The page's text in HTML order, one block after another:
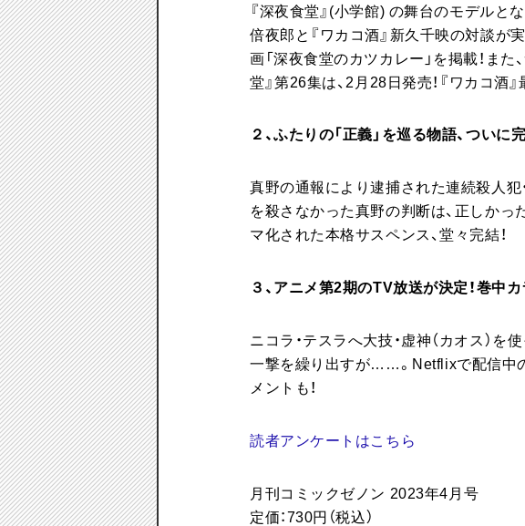
『深夜食堂』(小学館) の舞台のモデルと
倍夜郎と『ワカコ酒』新久千映の対談が
画「深夜食堂のカツカレー」を掲載！ま
堂』第26集は、2月28日発売！『ワカコ酒
２、ふたりの「正義」を巡る物語、ついに
真野の通報により逮捕された連続殺人犯
を殺さなかった真野の判断は、正しかっ
マ化された本格サスペンス、堂々完結！
３、アニメ第2期のTV放送が決定！巻中
ニコラ・テスラへ大技・虚神（カオス）
一撃を繰り出すが……。 Netflixで配信中
メントも！
読者アンケートはこちら
月刊コミックゼノン 2023年4月号
定価：730円（税込）